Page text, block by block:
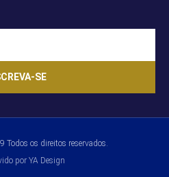
SE
Todos os direitos reservados.
por YA Design